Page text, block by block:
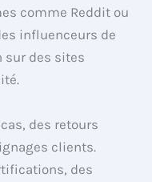
comme Reddit ou
influenceurs de
sur des sites
des retours
clients.
des